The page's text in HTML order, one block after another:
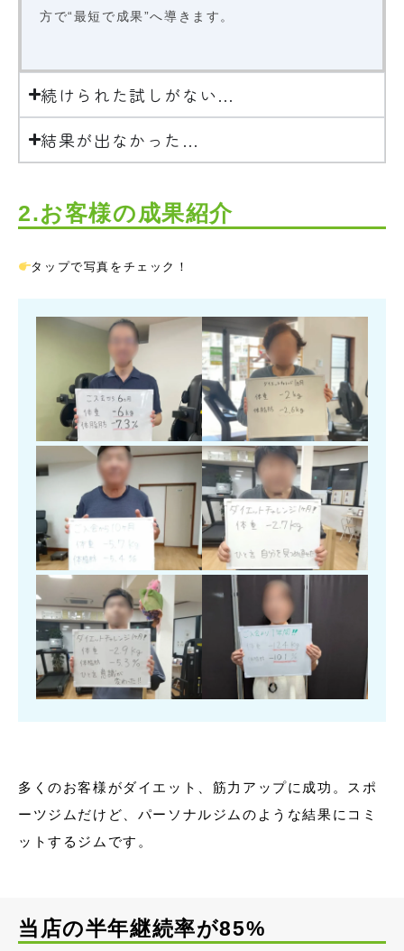
方で“最短で成果”へ導きます。
続けられた試しがない…
結果が出なかった…
2.お客様の成果紹介
タップで写真をチェック！
多くのお客様がダイエット、筋力アップに成功。スポ
ーツジムだけど、パーソナルジムのような結果にコミ
ットするジムです。
当店の半年継続率が85%